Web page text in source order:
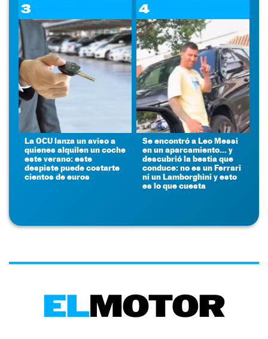
3
La OCU lanza un aviso a
quienes alquilen un coche
este verano: este
despiste puede costarte
cientos de euros
4
Se encontró a Leo Messi
en un aparcamiento... y
descubrió la bestia que
conduce: no es un Ferrari
ni un Lamborghini y esto
es lo que cuesta